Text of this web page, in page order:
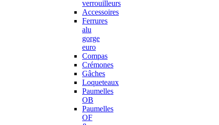
verrouilleurs
Accessoires
Ferrures
alu
gorge
euro
Compas
Crémones
Gâches
Loqueteaux
Paumelles
OB
Paumelles
OF